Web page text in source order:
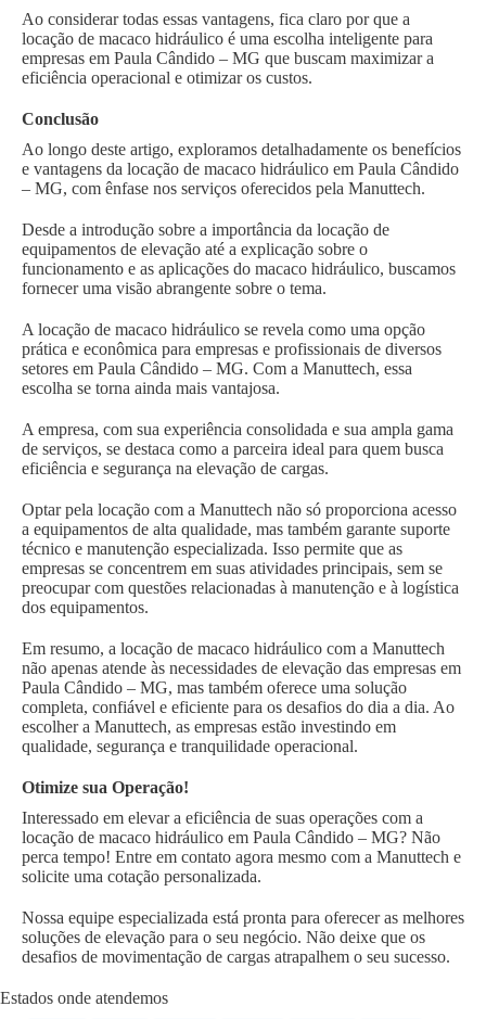
Ao considerar todas essas vantagens, fica claro por que a
locação de macaco hidráulico é uma escolha inteligente para
empresas em Paula Cândido – MG que buscam maximizar a
eficiência operacional e otimizar os custos.
Conclusão
Ao longo deste artigo, exploramos detalhadamente os benefícios
e vantagens da locação de macaco hidráulico em Paula Cândido
– MG, com ênfase nos serviços oferecidos pela Manuttech.
Desde a introdução sobre a importância da locação de
equipamentos de elevação até a explicação sobre o
funcionamento e as aplicações do macaco hidráulico, buscamos
fornecer uma visão abrangente sobre o tema.
A locação de macaco hidráulico se revela como uma opção
prática e econômica para empresas e profissionais de diversos
setores em Paula Cândido – MG. Com a Manuttech, essa
escolha se torna ainda mais vantajosa.
A empresa, com sua experiência consolidada e sua ampla gama
de serviços, se destaca como a parceira ideal para quem busca
eficiência e segurança na elevação de cargas.
Optar pela locação com a Manuttech não só proporciona acesso
a equipamentos de alta qualidade, mas também garante suporte
técnico e manutenção especializada. Isso permite que as
empresas se concentrem em suas atividades principais, sem se
preocupar com questões relacionadas à manutenção e à logística
dos equipamentos.
Em resumo, a locação de macaco hidráulico com a Manuttech
não apenas atende às necessidades de elevação das empresas em
Paula Cândido – MG, mas também oferece uma solução
completa, confiável e eficiente para os desafios do dia a dia. Ao
escolher a Manuttech, as empresas estão investindo em
qualidade, segurança e tranquilidade operacional.
Otimize sua Operação!
Interessado em elevar a eficiência de suas operações com a
locação de macaco hidráulico em Paula Cândido – MG? Não
perca tempo! Entre em contato agora mesmo com a Manuttech e
solicite uma cotação personalizada.
Nossa equipe especializada está pronta para oferecer as melhores
soluções de elevação para o seu negócio. Não deixe que os
desafios de movimentação de cargas atrapalhem o seu sucesso.
Estados onde atendemos